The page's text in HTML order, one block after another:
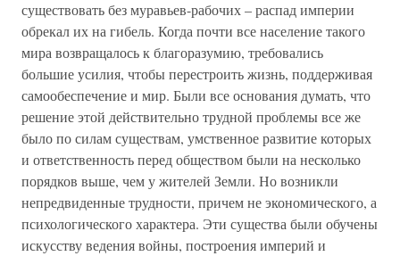
существовать без муравьев-рабочих – распад империи
обрекал их на гибель. Когда почти все население такого
мира возвращалось к благоразумию, требовались
большие усилия, чтобы перестроить жизнь, поддерживая
самообеспечение и мир. Были все основания думать, что
решение этой действительно трудной проблемы все же
было по силам существам, умственное развитие которых
и ответственность перед обществом были на несколько
порядков выше, чем у жителей Земли. Но возникли
непредвиденные трудности, причем не экономического, а
психологического характера. Эти существа были обучены
искусству ведения войны, построения империй и